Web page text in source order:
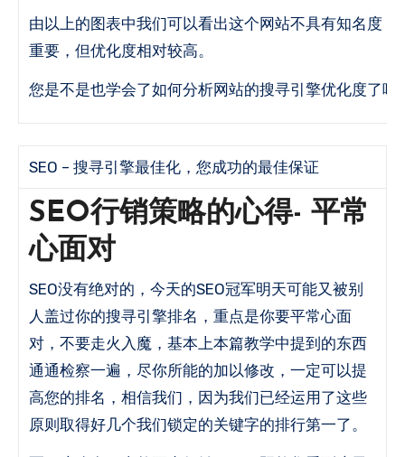
由以上的图表中我们可以看出这个网站不具有知名度，
重要，但优化度相对较高。
您是不是也学会了如何分析网站的搜寻引擎优化度了呢
SEO – 搜寻引擎最佳化，您成功的最佳保证
SEO行销策略的心得- 平常
心面对
SEO没有绝对的，今天的SEO冠军明天可能又被别
人盖过你的搜寻引擎排名，重点是你要平常心面
对，不要走火入魔，基本上本篇教学中提到的东西
通通检察一遍，尽你所能的加以修改，一定可以提
高您的排名，相信我们，因为我们已经运用了这些
原则取得好几个我们锁定的关键字的排行第一了。